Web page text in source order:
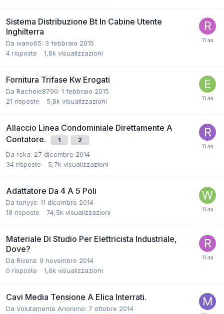
Sistema Distribuzione Bt In Cabine Utente
Inghilterra
Da ivano65: 3 febbraio 2015
4 risposte 1,8k visualizzazioni
Fornitura Trifase Kw Erogati
Da Rachele8790: 1 febbraio 2015
21 risposte 5,8k visualizzazioni
Allaccio Linea Condominiale Direttamente A
Contatore.
1 2
Da reka: 27 dicembre 2014
34 risposte 5,7k visualizzazioni
Adattatore Da 4 A 5 Poli
Da tonyys: 11 dicembre 2014
18 risposte 74,5k visualizzazioni
Materiale Di Studio Per Elettricista Industriale,
Dove?
Da Rivera: 9 novembre 2014
0 risposte 1,6k visualizzazioni
Cavi Media Tensione A Elica Interrati.
Da Volutamente Anonimo: 7 ottobre 2014